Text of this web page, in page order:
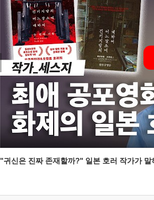
"귀신은 진짜 존재할까?" 일본 호러 작가가